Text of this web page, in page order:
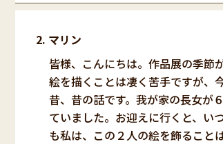
マリン
皆様、こんにちは。作品展の季節
絵を描くことは凄く苦手ですが、
昔、昔の話です。我が家の長女が
ていました。お迎えに行くと、い
も私は、この２人の絵を飾ること